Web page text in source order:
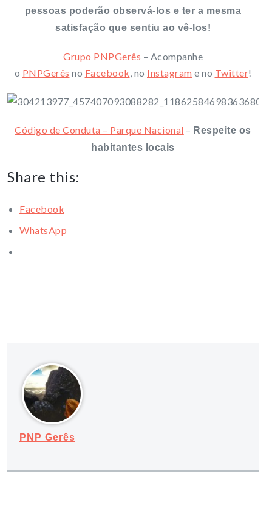
pessoas poderão observá-los e ter a mesma
satisfação que sentiu ao vê-los!
Grupo PNPGerês – Acompanhe
o PNPGerês no Facebook, no Instagram e no Twitter!
Código de Conduta – Parque Nacional – Respeite os
habitantes locais
Share this:
Facebook
WhatsApp
PNP Gerês